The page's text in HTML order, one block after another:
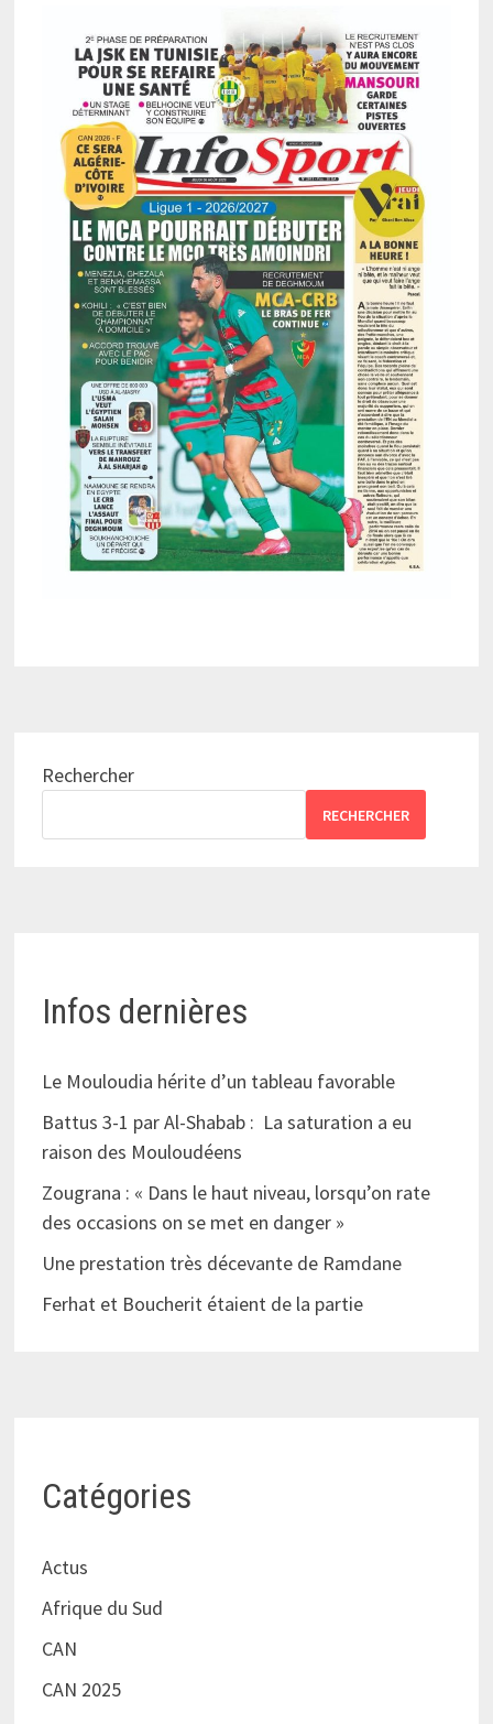
Rechercher
RECHERCHER
Infos dernières
Le Mouloudia hérite d’un tableau favorable
Battus 3-1 par Al-Shabab : La saturation a eu
raison des Mouloudéens
Zougrana : « Dans le haut niveau, lorsqu’on rate
des occasions on se met en danger »
Une prestation très décevante de Ramdane
Ferhat et Boucherit étaient de la partie
Catégories
Actus
Afrique du Sud
CAN
CAN 2025